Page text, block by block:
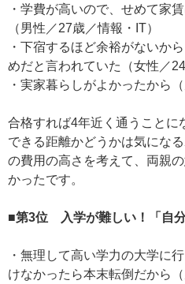
・学費が高いので、せめて家
（男性／27歳／情報・IT）
・下宿するほど余裕がないか
めだと言われていた（女性／
・実家暮らしがよかったから
合格すれば4年近く通うことに
できる距離かどうかは気にな
の費用の高さを考えて、両親
かったです。
■第3位 入学が難しい！「自分
・無理して高い学力の大学に
けなかったら本末転倒だから